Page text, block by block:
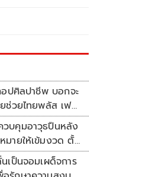
ปศิลปาชีพ บอกจะ
ช่วยไทยพลัส เฟส
วบคุมอาวุธปืนหลัง
มายให้เข้มงวด ตั้ง
ป็นจอมเผด็จการ